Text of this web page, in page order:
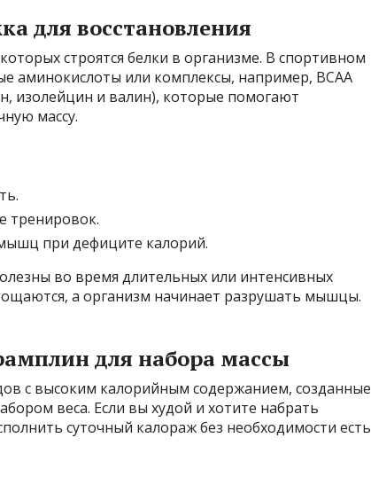
для восстановления
строятся белки в организме. В спортивном
аминокислоты или комплексы, например, BCAA
изолейцин и валин), которые помогают
массу.
тренировок.
при дефиците калорий.
во время длительных или интенсивных
а организм начинает разрушать мышцы.
для набора массы
с высоким калорийным содержанием, созданные
веса. Если вы худой и хотите набрать
суточный калораж без необходимости есть